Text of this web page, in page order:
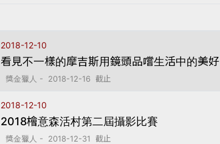
2018-12-10
看見不一樣的摩吉斯用鏡頭品嚐生活中的美好
獎金獵人 - 2018-12-16 截止
2018-12-10
2018檜意森活村第二屆攝影比賽
獎金獵人 - 2018-12-31 截止